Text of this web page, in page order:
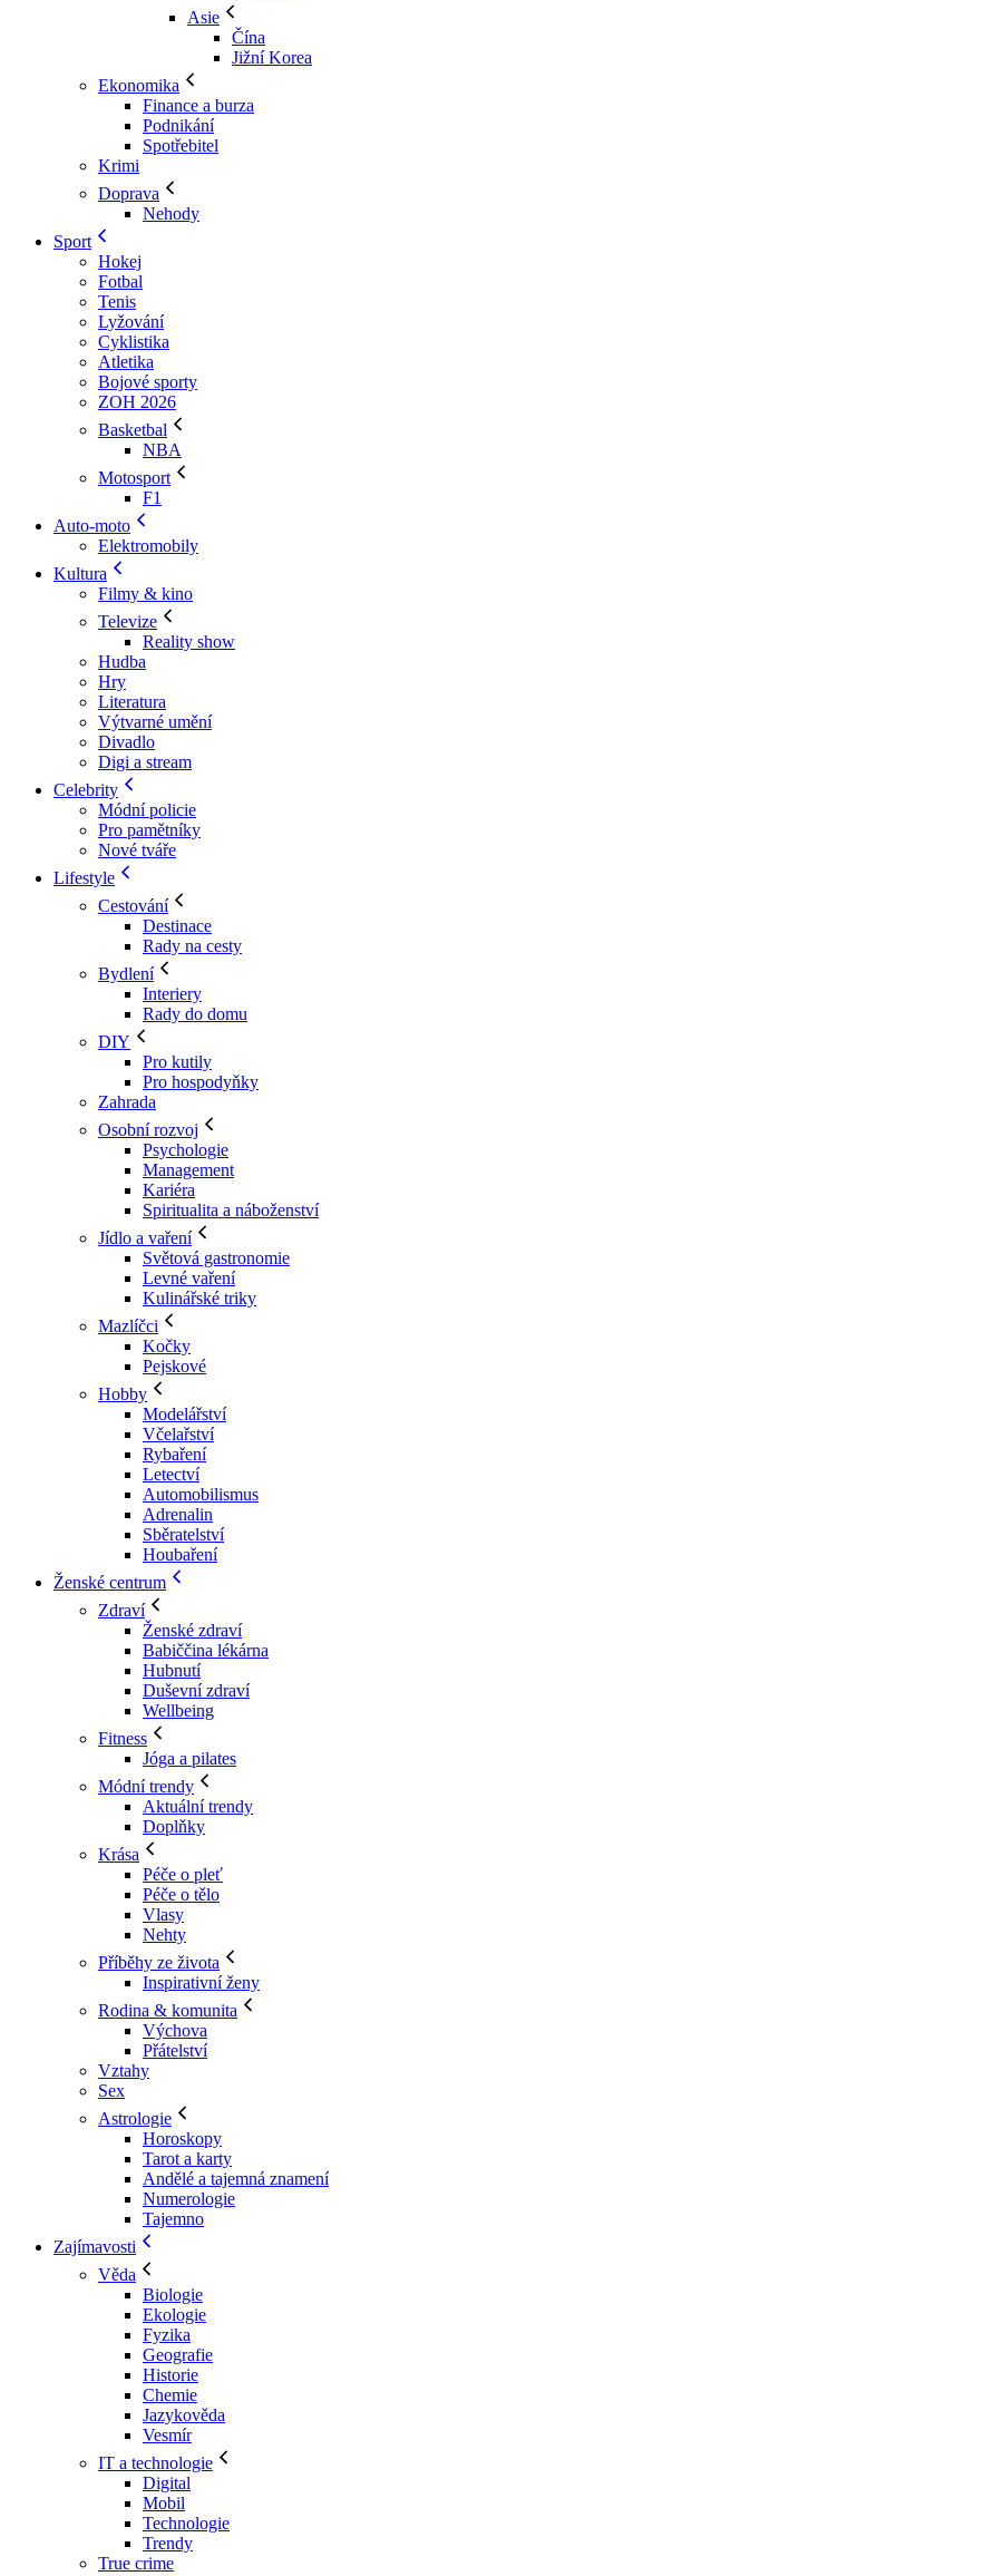
Asie
Čína
Jižní Korea
Ekonomika
Finance a burza
Podnikání
Spotřebitel
Krimi
Doprava
Nehody
Sport
Hokej
Fotbal
Tenis
Lyžování
Cyklistika
Atletika
Bojové sporty
ZOH 2026
Basketbal
NBA
Motosport
F1
Auto-moto
Elektromobily
Kultura
Filmy & kino
Televize
Reality show
Hudba
Hry
Literatura
Výtvarné umění
Divadlo
Digi a stream
Celebrity
Módní policie
Pro pamětníky
Nové tváře
Lifestyle
Cestování
Destinace
Rady na cesty
Bydlení
Interiery
Rady do domu
DIY
Pro kutily
Pro hospodyňky
Zahrada
Osobní rozvoj
Psychologie
Management
Kariéra
Spiritualita a náboženství
Jídlo a vaření
Světová gastronomie
Levné vaření
Kulinářské triky
Mazlíčci
Kočky
Pejskové
Hobby
Modelářství
Včelařství
Rybaření
Letectví
Automobilismus
Adrenalin
Sběratelství
Houbaření
Ženské centrum
Zdraví
Ženské zdraví
Babiččina lékárna
Hubnutí
Duševní zdraví
Wellbeing
Fitness
Jóga a pilates
Módní trendy
Aktuální trendy
Doplňky
Krása
Péče o pleť
Péče o tělo
Vlasy
Nehty
Příběhy ze života
Inspirativní ženy
Rodina & komunita
Výchova
Přátelství
Vztahy
Sex
Astrologie
Horoskopy
Tarot a karty
Andělé a tajemná znamení
Numerologie
Tajemno
Zajímavosti
Věda
Biologie
Ekologie
Fyzika
Geografie
Historie
Chemie
Jazykověda
Vesmír
IT a technologie
Digital
Mobil
Technologie
Trendy
True crime